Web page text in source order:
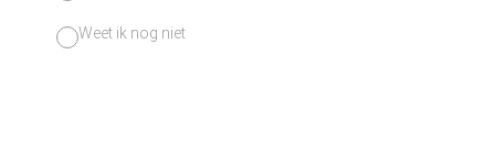
Weet ik nog niet